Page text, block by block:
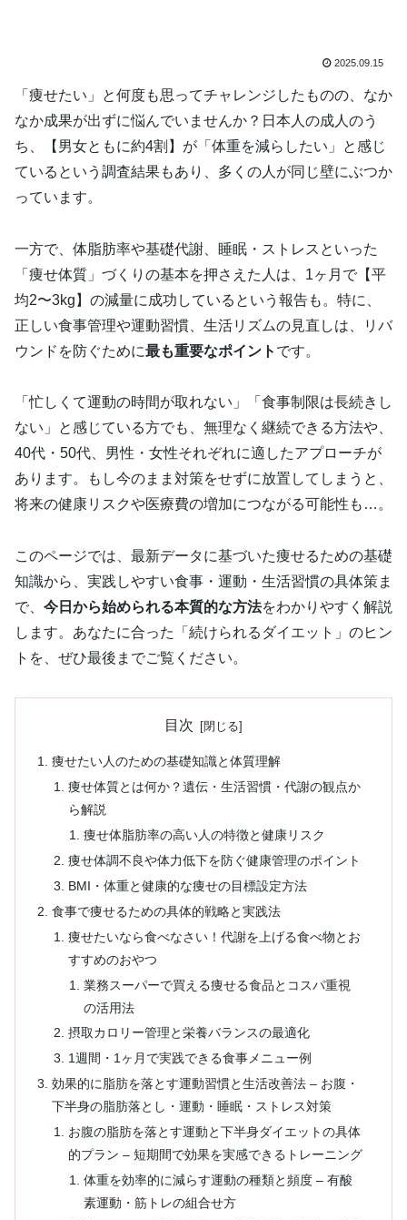
2025.09.15
「痩せたい」と何度も思ってチャレンジしたものの、なか
なか成果が出ずに悩んでいませんか？日本人の成人のう
ち、【男女ともに約4割】が「体重を減らしたい」と感じ
ているという調査結果もあり、多くの人が同じ壁にぶつか
っています。
一方で、体脂肪率や基礎代謝、睡眠・ストレスといった
「痩せ体質」づくりの基本を押さえた人は、1ヶ月で【平
均2〜3kg】の減量に成功しているという報告も。特に、
正しい食事管理や運動習慣、生活リズムの見直しは、リバ
ウンドを防ぐために最も重要なポイント です。
「忙しくて運動の時間が取れない」「食事制限は長続きし
ない」と感じている方でも、無理なく継続できる方法や、
40代・50代、男性・女性それぞれに適したアプローチが
あります。もし今のまま対策をせずに放置してしまうと、
将来の健康リスクや医療費の増加につながる可能性も…。
このページでは、最新データに基づいた痩せるための基礎
知識から、実践しやすい食事・運動・生活習慣の具体策ま
で、 今日から始められる本質的な方法をわかりやすく解説
します。あなたに合った「続けられるダイエット」のヒン
トを、ぜひ最後までご覧ください。
目次
痩せたい人のための基礎知識と体質理解
痩せ体質とは何か？遺伝・生活習慣・代謝の観点か
ら解説
痩せ体脂肪率の高い人の特徴と健康リスク
痩せ体調不良や体力低下を防ぐ健康管理のポイント
BMI・体重と健康的な痩せの目標設定方法
食事で痩せるための具体的戦略と実践法
痩せたいなら食べなさい！代謝を上げる食べ物とお
すすめのおやつ
業務スーパーで買える痩せる食品とコスパ重視
の活用法
摂取カロリー管理と栄養バランスの最適化
1週間・1ヶ月で実践できる食事メニュー例
効果的に脂肪を落とす運動習慣と生活改善法 – お腹・
下半身の脂肪落とし・運動・睡眠・ストレス対策
お腹の脂肪を落とす運動と下半身ダイエットの具体
的プラン – 短期間で効果を実感できるトレーニング
体重を効率的に減らす運動の種類と頻度 – 有酸
素運動・筋トレの組合せ方